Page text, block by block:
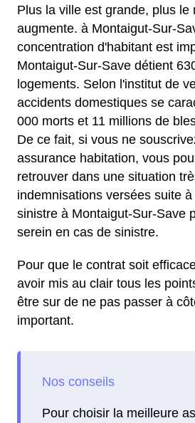
Plus la ville est grande, plus le
augmente. à Montaigut-Sur-
concentration d'habitant est
Montaigut-Sur-Save détient
logements. Selon l'institut de
accidents domestiques se
000 morts et 11 millions de
De ce fait, si vous ne
assurance habitation, vous
retrouver dans une situation
indemnisations versées suite
sinistre à Montaigut-Sur-Save
serein en cas de sinistre.
Pour que le contrat soit
avoir mis au clair tous les
être sur de ne pas passer à
important.
Pour choisir la meilleure